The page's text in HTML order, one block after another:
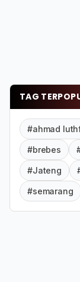
TAG
#ahmad
#brebes
#Jateng
#semarang